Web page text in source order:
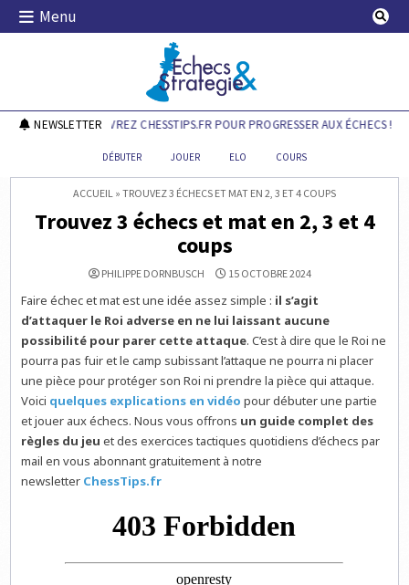
Skip
Menu
Echecs & Stratégie
NEWSLETTER
DÉCOUVREZ CHESSTIPS.FR POUR PROGRESSER AUX ÉCHECS !
DÉBUTER JOUER ELO COURS
ACCUEIL » TROUVEZ 3 ÉCHECS ET MAT EN 2, 3 ET 4 COUPS
Trouvez 3 échecs et mat en 2, 3 et 4
coups
PHILIPPE DORNBUSCH 15 OCTOBRE 2024
Faire échec et mat est une idée assez simple : il s’agit
d’attaquer le Roi adverse en ne lui laissant aucune
possibilité pour parer cette attaque. C’est à dire que le Roi ne
pourra pas fuir et le camp subissant l’attaque ne pourra ni placer
une pièce pour protéger son Roi ni prendre la pièce qui attaque.
Voici quelques explications en vidéo pour débuter une partie
et jouer aux échecs. Nous vous offrons un guide complet des
règles du jeu et des exercices tactiques quotidiens d’échecs par
mail en vous abonnant gratuitement à notre
newsletter ChessTips.fr